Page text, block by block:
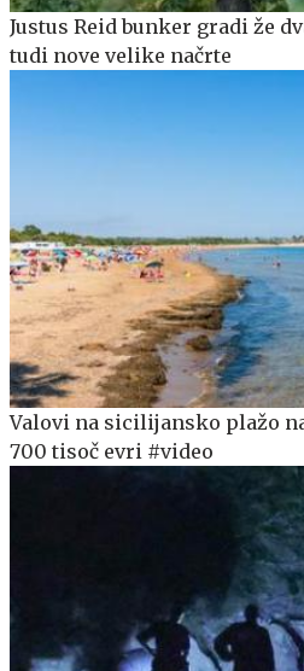
Justus Reid bunker gradi že
tudi nove velike načrte
Valovi na sicilijansko plažo
700 tisoč evri #video